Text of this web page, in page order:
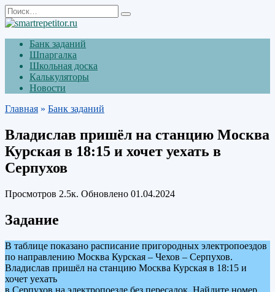
Перейти
к
содержанию
Search
for:
Банк заданий
Шпаргалка
Школьная доска
Калькуляторы
Новости
Главная » Банк заданий
Владислав пришёл на станцию Москва
Курская в 18:15 и хочет уехать в
Серпухов
Просмотров 2.5к. Обновлено 01.04.2024
Задание
В таблице показано расписание пригородных электропоездов
по направлению Москва Курская – Чехов – Серпухов.
Владислав пришёл на станцию Москва Курская в 18:15 и
хочет уехать
в Серпухов на электропоезде без пересадок. Найдите номер